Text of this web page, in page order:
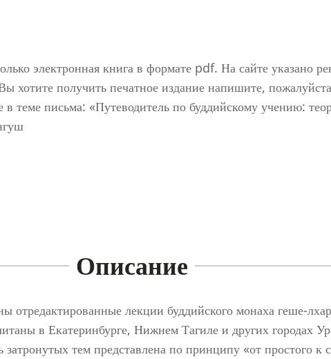
электронная книга в формате pdf. На сайте указано
хотите получить печатное издание напишите,
в теме письма: «Путеводитель по буддийскому учению:
Описание
отредактированные лекции буддийского монаха геше-
в Екатеринбурге, Нижнем Тагиле и других городах
затронутых тем представлена по принципу «от простого